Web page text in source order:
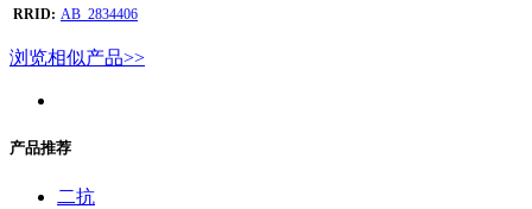
RRID: AB_2834406
浏览相似产品>>
产品推荐
二抗